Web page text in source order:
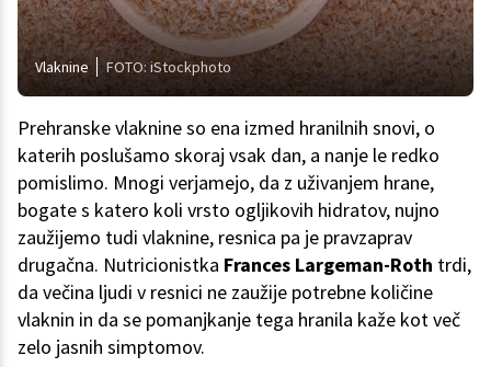
Vlaknine FOTO: iStockphoto
Prehranske vlaknine so ena izmed hranilnih snovi, o
katerih poslušamo skoraj vsak dan, a nanje le redko
pomislimo. Mnogi verjamejo, da z uživanjem hrane,
bogate s katero koli vrsto ogljikovih hidratov, nujno
zaužijemo tudi vlaknine, resnica pa je pravzaprav
drugačna. Nutricionistka Frances Largeman-Roth trdi,
da večina ljudi v resnici ne zaužije potrebne količine
vlaknin in da se pomanjkanje tega hranila kaže kot več
zelo jasnih simptomov.